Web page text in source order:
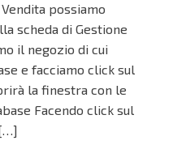
possiamo
scheda di Gestione
il negozio di cui
e facciamo click sul
la finestra con le
Facendo click sul